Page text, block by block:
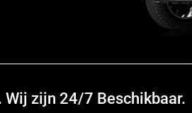
Wij zijn 24/7 Beschikbaar.